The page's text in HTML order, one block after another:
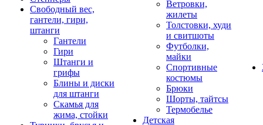
Свободный вес,
гантели, гири,
штанги
Гантели
Гири
Штанги и
грифы
Блины и диски
для штанги
Скамья для
жима, стойки
Ветровки,
жилеты
Толстовки, худи
и свитшоты
Футболки,
майки
Спортивные
костюмы
Брюки
Шорты, тайтсы
Термобелье
Детская